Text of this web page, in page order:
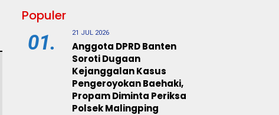
Populer
01. 21 JUL 2026
Anggota DPRD Banten
Soroti Dugaan
Kejanggalan Kasus
Pengeroyokan Baehaki,
Propam Diminta Periksa
Polsek Malingping